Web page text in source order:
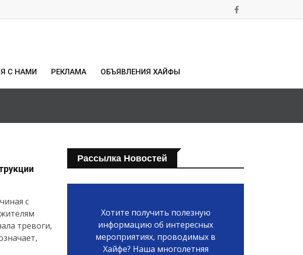
С НАМИ РЕКЛАМА ОБЪЯВЛЕНИЯ ХАЙФЫ
с
тревоги,
Рассылка Новостей
Хотите получить полезную
информацию об интересных
мероприятиях, проводимых в
Хайфе? Наша многолетняя